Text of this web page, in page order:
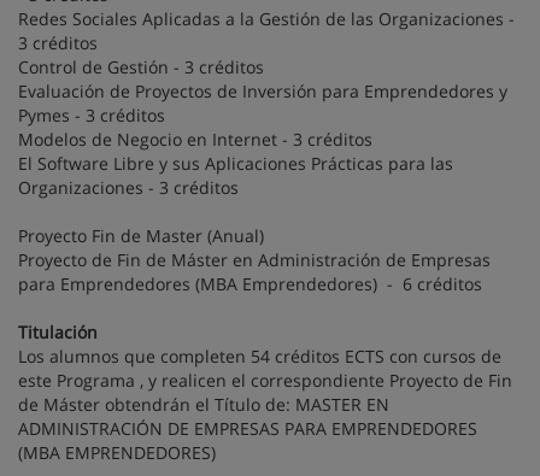
Redes Sociales Aplicadas a la Gestión de las Organizaciones -
3 créditos
Control de Gestión - 3 créditos
Evaluación de Proyectos de Inversión para Emprendedores y
Pymes - 3 créditos
Modelos de Negocio en Internet - 3 créditos
El Software Libre y sus Aplicaciones Prácticas para las
Organizaciones - 3 créditos
Proyecto Fin de Master (Anual)
Proyecto de Fin de Máster en Administración de Empresas
para Emprendedores (MBA Emprendedores) - 6 créditos
Titulación
Los alumnos que completen 54 créditos ECTS con cursos de
este Programa , y realicen el correspondiente Proyecto de Fin
de Máster obtendrán el Título de: MASTER EN
ADMINISTRACIÓN DE EMPRESAS PARA EMPRENDEDORES
(MBA EMPRENDEDORES)